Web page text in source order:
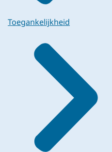
Toegankelijkheid